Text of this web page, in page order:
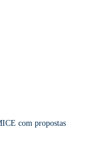
com propostas